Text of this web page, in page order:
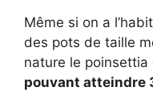
Même si on a
des pots de taille
nature le poinsettia
pouvant atteindre